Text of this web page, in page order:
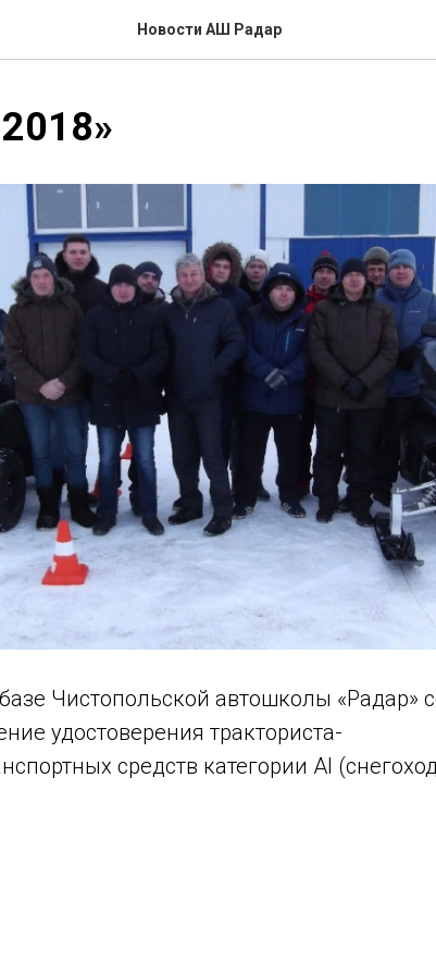
Новости АШ Радар
Чистопольской автошколы «Радар»
удостоверения тракториста-
средств категории AI